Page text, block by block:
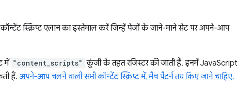
स्क्रिप्ट एलान का इस्तेमाल करें जिन्हें पेजों के जाने-माने सेट पर अपने-आप
में "content_scripts" कुंजी के तहत रजिस्टर की जाती हैं. इनमें JavaScript
हैं. अपने-आप चलने वाली सभी कॉन्टेंट स्क्रिप्ट में, मैच पैटर्न तय किए जाने चाहिए.